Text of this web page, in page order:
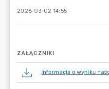
2026-03-02 14:55
ZAŁĄCZNIKI
Informacja o wyniku